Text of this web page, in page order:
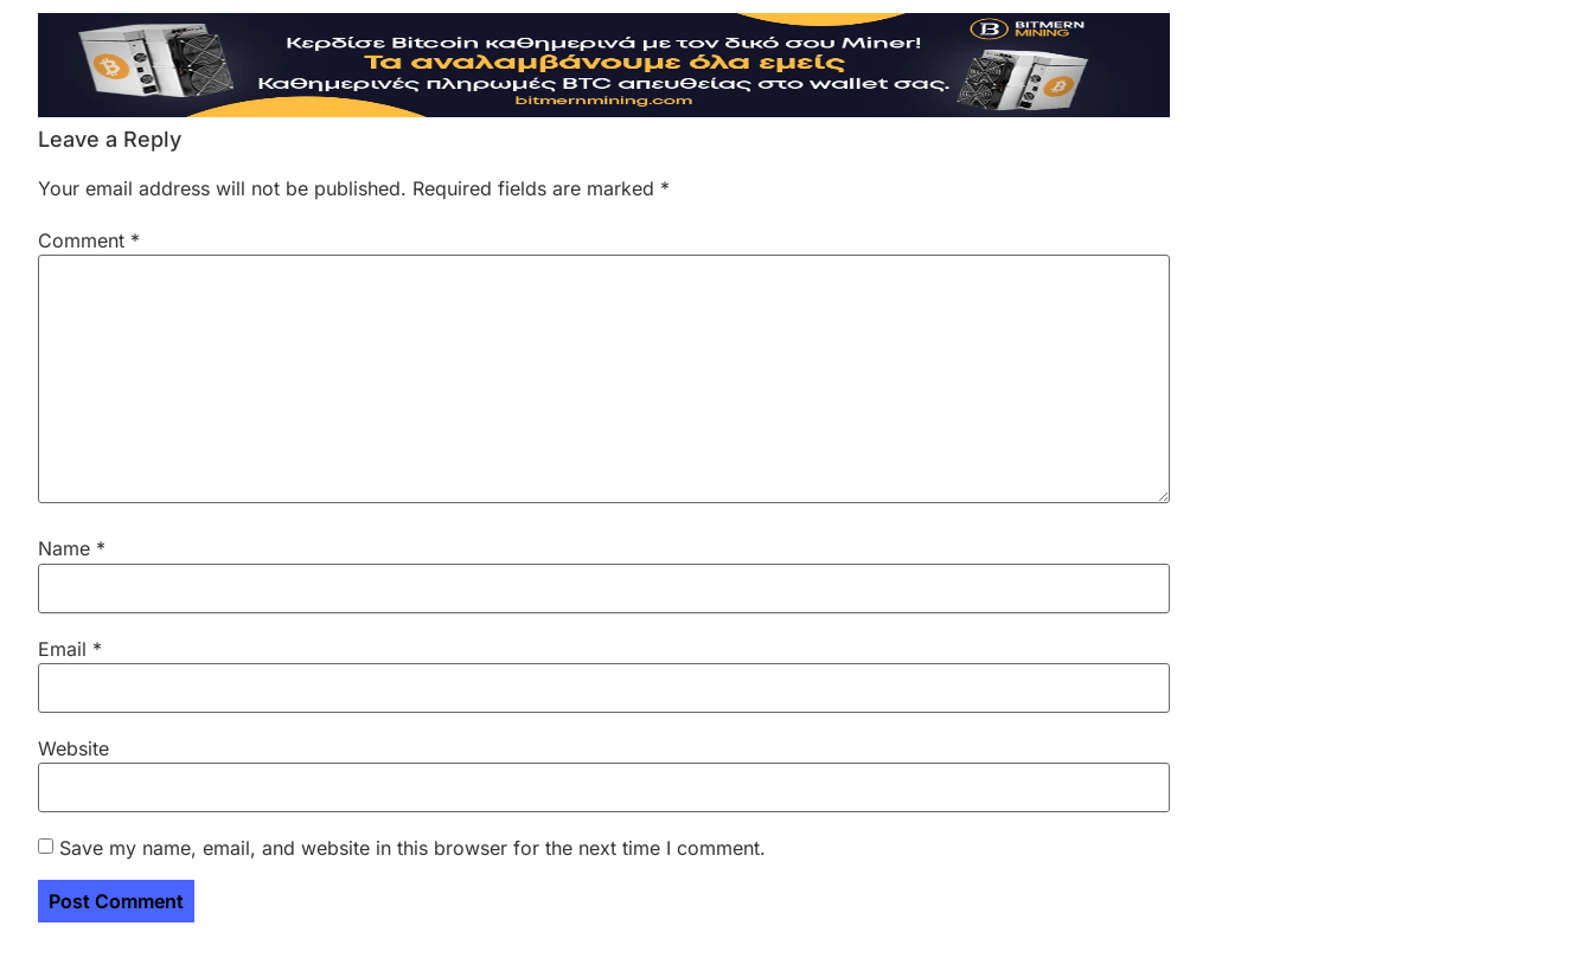
Leave a Reply
Your email address will not be published. Required fields are marked *
Comment *
Name *
Email *
Website
Save my name, email, and website in this browser for the next time I comment.